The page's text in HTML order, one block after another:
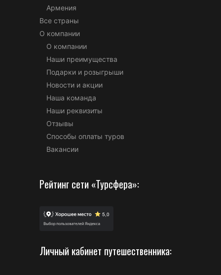
Армения
Все страны
О компании
О компании
Наши преимущества
Подарки и розыгрыши
Новости и акции
Наша команда
Наши реквизиты
Отзывы
Способы оплаты туров
Вакансии
Рейтинг сети «Турсфера»:
Личный кабинет путешественника: